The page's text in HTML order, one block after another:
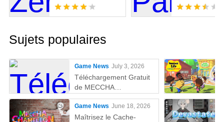
Sujets populaires
Game News July 3, 2026
Téléchargement Gratuit
de MECCHA
CHAMELEON sur PC
Game News June 18, 2026
Maîtrisez le Cache-